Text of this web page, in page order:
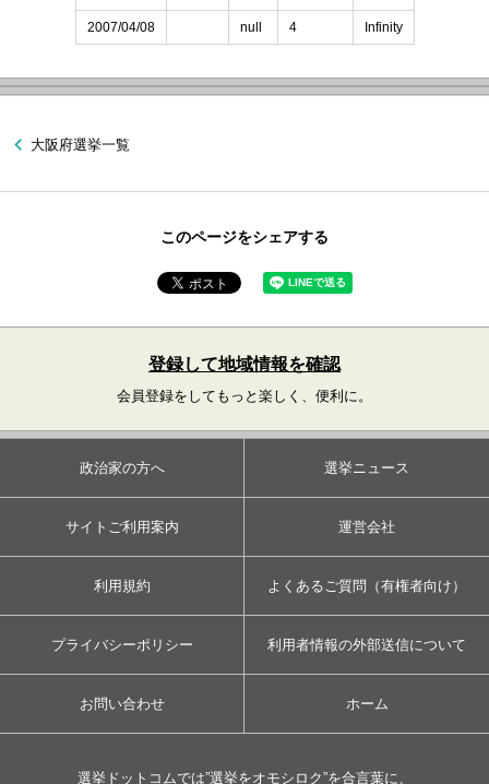
2007/04/08 null 4 Infinity
大阪府選挙一覧
このページをシェアする
登録して地域情報を確認
会員登録をしてもっと楽しく、便利に。
政治家の方へ 選挙ニュース
サイトご利用案内 運営会社
利用規約 よくあるご質問（有権者向け）
プライバシーポリシー 利用者情報の外部送信について
お問い合わせ ホーム
選挙ドットコムでは”選挙をオモシロク”を合言葉に、